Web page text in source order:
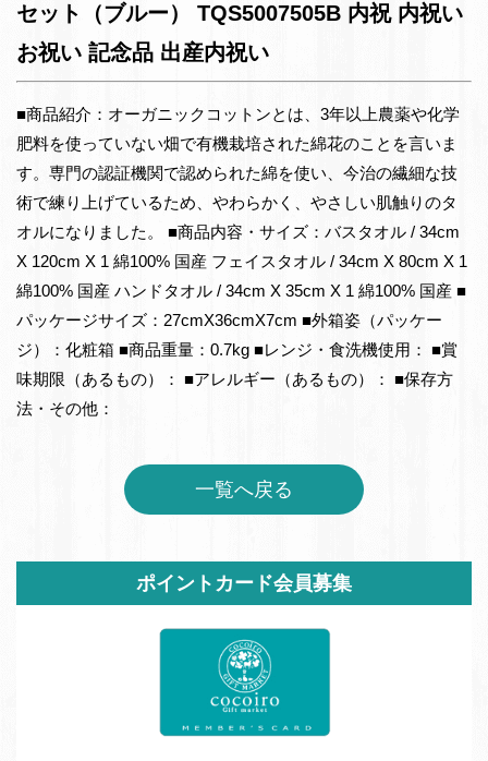
セット（ブルー） TQS5007505B 内祝 内祝い
お祝い 記念品 出産内祝い
■商品紹介：オーガニックコットンとは、3年以上農薬や化学
肥料を使っていない畑で有機栽培された綿花のことを言いま
す。専門の認証機関で認められた綿を使い、今治の繊細な技
術で練り上げているため、やわらかく、やさしい肌触りのタ
オルになりました。 ■商品内容・サイズ：バスタオル / 34cm
X 120cm X 1 綿100% 国産 フェイスタオル / 34cm X 80cm X 1
綿100% 国産 ハンドタオル / 34cm X 35cm X 1 綿100% 国産 ■
パッケージサイズ：27cmX36cmX7cm ■外箱姿（パッケー
ジ）：化粧箱 ■商品重量：0.7kg ■レンジ・食洗機使用： ■賞
味期限（あるもの）： ■アレルギー（あるもの）： ■保存方
法・その他：
一覧へ戻る
イ
ポイントカード会員募集